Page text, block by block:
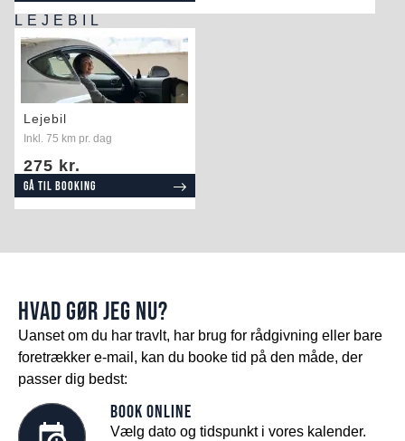
LEJEBIL
Lejebil
Inkl. 75 km pr. dag
275 kr.
Gå til booking
HVAD GØR JEG NU?
Uanset om du har travlt, har brug for rådgivning eller bare
foretrækker e-mail, kan du booke tid på den måde, der
passer dig bedst:
Book online
Vælg dato og tidspunkt i vores kalender.